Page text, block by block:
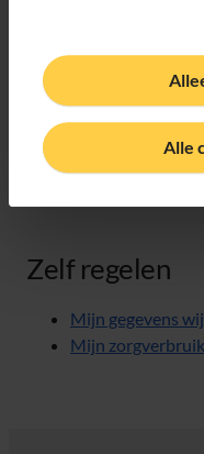
Alle
niet alles
Direct naar
Zorgverlener
Zelf regelen
Mijn gegevens
Mijn